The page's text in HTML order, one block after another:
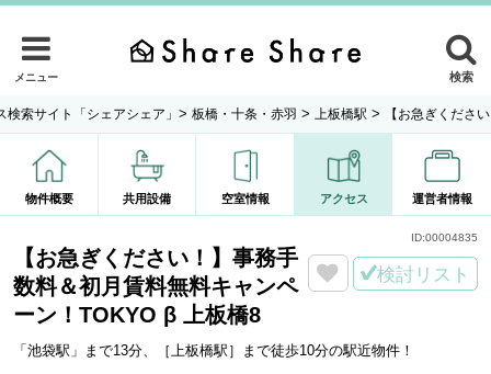
メニュー 検索
検索サイト「シェアシェア」 > 板橋・十条・赤羽 > 上板橋駅 > 【お急ぎくださ
物件概要 共用設備 空室情報 アクセス 運営者情報
【お急ぎください！】事務手
数料＆初月賃料無料キャンペ
ーン！TOKYO β 上板橋8
「池袋駅」まで13分、［上板橋駅］まで徒歩10分の駅近物件！
検討リスト
ID:00004835